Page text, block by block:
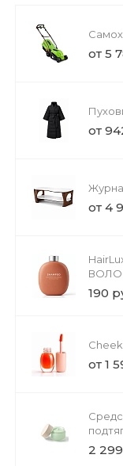
от 5
от
от 4
190
от 1
2